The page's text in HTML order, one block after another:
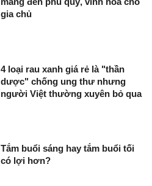
gia chủ
4 loại rau xanh giá rẻ là "thần
dược" chống ung thư nhưng
người Việt thường xuyên bỏ qua
Tắm buổi sáng hay tắm buổi tối
có lợi hơn?